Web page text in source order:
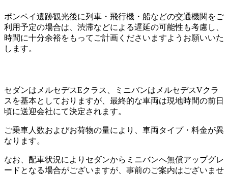
ポンペイ遺跡観光後に列車・飛行機・船などの交通機関をご
利用予定の場合は、渋滞などによる遅延の可能性も考慮し、
時間に十分余裕をもってご計画くださいますようお願いいた
します。
セダンはメルセデスEクラス、ミニバンはメルセデスVクラ
スを基本としておりますが、最終的な車両は現地時間の前日
頃に送迎会社にて決定されます。
ご乗車人数およびお荷物の量により、車両タイプ・料金が異
なります。
なお、配車状況によりセダンからミニバンへ無償アップグレ
ードとなる場合がございますが、事前のご案内はございませ